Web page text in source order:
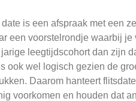
is een afspraak met een
een voorstelrondje waarbij
leegtijdscohort dan zijn
ook wel logisch gezien de
Daarom hanteert
voorkomen en houden dat